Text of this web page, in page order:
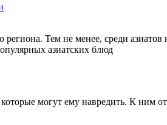
Тем не менее, среди азиатов
азиатских блюд
могут ему навредить. К ним